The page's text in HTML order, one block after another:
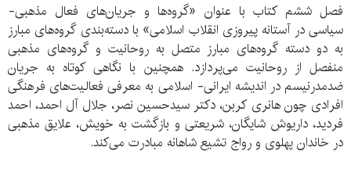
فصل ششم کتاب با عنوان «گروه‌ها و جریان‌های فعال مذهبی-
سیاسی در آستانه پیروزی انقلاب اسلامی» با دسته‌بندی گروه‌های مبارز
به دو دسته گروه‌های مبارز متصل به روحانیت و گروه‌های مذهبی
منفصل از روحانیت می‌پردازد. همچنین با نگاهی کوتاه به جریان
ضدمدرنیسم در اندیشه ایرانی- اسلامی به معرفی فعالیت‌های فرهنگی
افرادی چون هانری کربن، دکتر سیدحسین نصر، جلال آل احمد، احمد
فردید، داریوش شایگان، شریعتی و بازگشت به خویش، علایق مذهبی
در خاندان پهلوی و رواج تشیع شاهانه مبادرت می‌کند.